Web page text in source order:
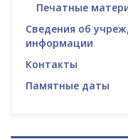
Печатные
Сведения об
информации
Контакты
Памятные даты